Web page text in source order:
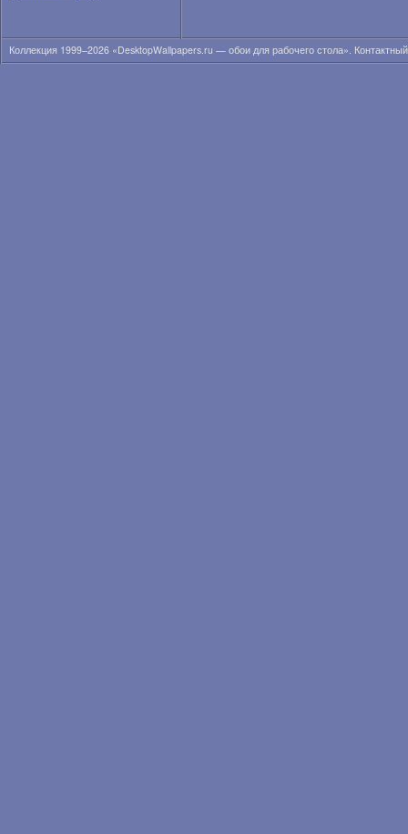
Коллекция 1999–2026 «DesktopWallpapers.ru — обои для рабочего стола».